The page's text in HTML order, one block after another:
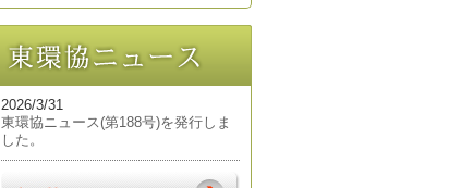
2026/3/31
東環協ニュース(第188号)を発行しま
した。